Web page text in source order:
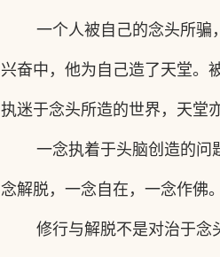
一个人被自己的念头所骗
兴奋中，他为自己造了天堂。
执迷于念头所造的世界，天堂
一念执着于头脑创造的问
念解脱，一念自在，一念作佛。
修行与解脱不是对治于念